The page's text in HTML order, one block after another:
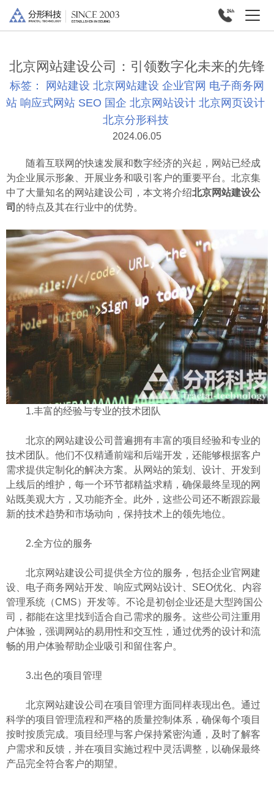
北京网站建设公司：引领数字化未来的先锋
标签： 网站建设 北京网站建设 企业官网 电子商务网
站 响应式网站 SEO 国企 北京网站设计 北京网页设计
北京分形科技
2024.06.05
随着互联网的快速发展和数字经济的兴起，网站已经成
为企业展示形象、开展业务和吸引客户的重要平台。北京集
中了大量知名的网站建设公司，本文将介绍北京网站建设公
司 的特点及其在行业中的优势。
1.丰富的经验与专业的技术团队
北京的网站建设公司普遍拥有丰富的项目经验和专业的
技术团队。他们不仅精通前端和后端开发，还能够根据客户
需求提供定制化的解决方案。从网站的策划、设计、开发到
上线后的维护，每一个环节都精益求精，确保最终呈现的网
站既美观大方，又功能齐全。此外，这些公司还不断跟踪最
新的技术趋势和市场动向，保持技术上的领先地位。
2.全方位的服务
北京网站建设公司提供全方位的服务，包括企业官网建
设、电子商务网站开发、响应式网站设计、SEO优化、内容
管理系统（CMS）开发等。不论是初创企业还是大型跨国公
司，都能在这里找到适合自己需求的服务。这些公司注重用
户体验，强调网站的易用性和交互性，通过优秀的设计和流
畅的用户体验帮助企业吸引和留住客户。
3.出色的项目管理
北京网站建设公司在项目管理方面同样表现出色。通过
科学的项目管理流程和严格的质量控制体系，确保每个项目
按时按质完成。项目经理与客户保持紧密沟通，及时了解客
户需求和反馈，并在项目实施过程中灵活调整，以确保最终
产品完全符合客户的期望。